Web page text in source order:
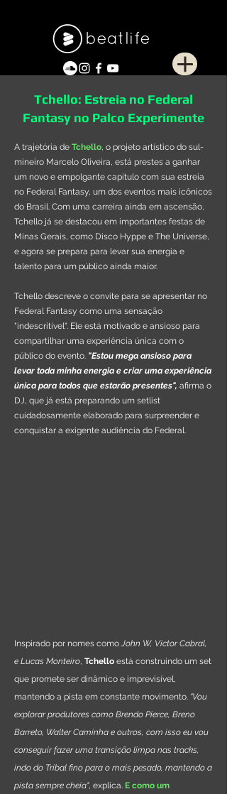
Tchello: Estreia no Federal
Fantasy no Palco Experimente
A trajetória de Tchello, o projeto artístico do sul-
mineiro Marcelo Oliveira, está prestes a ganhar
um novo e empolgante capítulo com sua estreia
no Federal Fantasy, um dos eventos mais icônicos
do Brasil. Com uma carreira ainda em ascensão,
Tchello já se destacou em importantes festas de
Minas Gerais, como Disco Hyppe e The Universe,
e agora se prepara para levar sua energia e
talento para um público ainda maior.
Tchello descreve o convite para se apresentar no
Federal Fantasy como uma sensação
"indescritível". Ele está motivado e ansioso para
compartilhar uma experiência única com o
público do evento. "Estou mega ansioso para
levar toda minha energia e criar uma experiência
única para todos que estarão presentes", afirma o
DJ, que já está preparando um setlist
cuidadosamente elaborado para surpreender e
conquistar a exigente audiência do Federal.
Inspirado por nomes comoJohn W, Victor Cabral,
e Lucas Monteiro, Tchello está construindo um set
que promete ser dinâmico e imprevisível,
mantendo a pista em constante movimento. "Vou
explorar produtores como Brendo Pierce, Breno
Barreto, Walter Caminha e outros, com isso eu vou
conseguir fazer uma transição limpa nas tracks,
indo do Tribal fino para o mais pesado, mantendo a
pista sempre cheia", explica. E como um